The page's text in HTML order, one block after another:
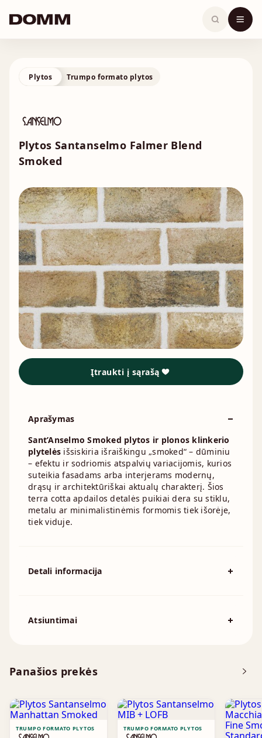
content
Plytos Trumpo formato plytos
Plytos Santanselmo Falmer Blend
Smoked
Panašios prekės
TRUMPO FORMATO PLYTOS TRUMPO FORMATO PLYTOS
Įtraukti į sąrašą
Aprašymas
Sant’Anselmo Smoked plytos ir plonos klinkerio
plytelės išsiskiria išraiškingu „smoked“ – dūminiu
– efektu ir sodriomis atspalvių variacijomis, kurios
suteikia fasadams arba interjerams modernų,
drąsų ir architektūriškai aktualų charakterį. Šios
terra cotta apdailos detalės puikiai dera su stiklu,
metalu ar minimalistinėmis formomis tiek išorėje,
tiek viduje.
Detali informacija
Išmatavimai
Atsiuntimai